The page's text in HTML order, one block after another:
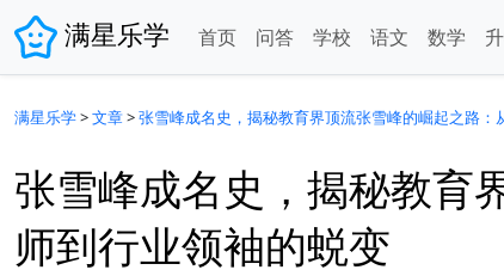
满星乐学 首页 问答 学校 语文 数学
满星乐学>文章>张雪峰成名史，揭秘教育界顶流张雪峰的崛起之路：
张雪峰成名史，揭秘教育
师到行业领袖的蜕变